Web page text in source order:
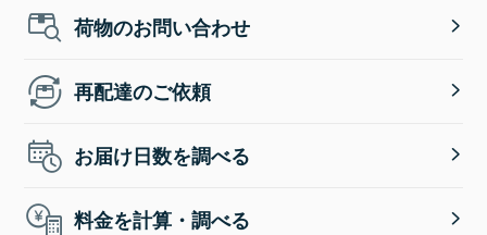
荷物のお問い合わせ
再配達のご依頼
お届け日数を調べる
料金を計算・調べる